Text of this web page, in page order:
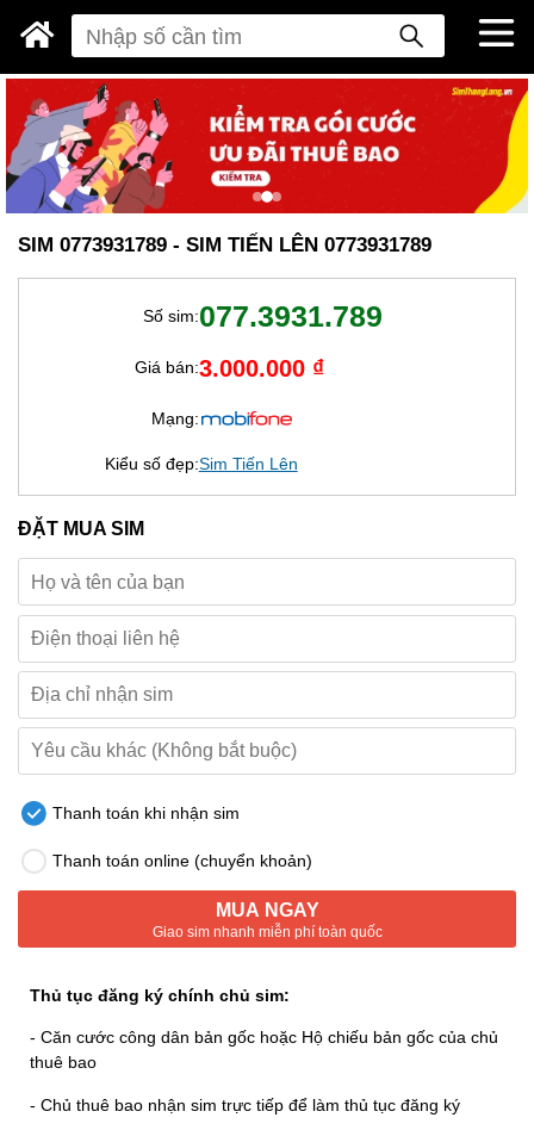
SIM 0773931789 - SIM TIẾN LÊN 0773931789
Số sim:077.3931.789
Giá bán:3.000.000 ₫
Mạng:
Kiểu số đẹp:Sim Tiến Lên
ĐẶT MUA SIM
Thanh toán khi nhận sim
Thanh toán online (chuyển khoản)
MUA NGAY
Giao sim nhanh miễn phí toàn quốc
Thủ tục đăng ký chính chủ sim:
- Căn cước công dân bản gốc hoặc Hộ chiếu bản gốc của chủ
thuê bao
- Chủ thuê bao nhận sim trực tiếp để làm thủ tục đăng ký